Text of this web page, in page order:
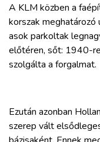
A KLM közben a
korszak
asok parkoltak
előtéren, sőt: 1940-
szolgálta a forgalmat.
Ezután azonban
szerep vált